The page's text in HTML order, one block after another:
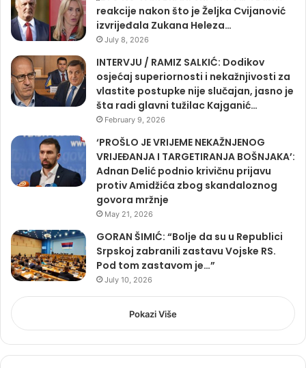
reakcije nakon što je Željka Cvijanović
izvrijeđala Zukana Heleza…
July 8, 2026
INTERVJU / RAMIZ SALKIĆ: Dodikov
osjećaj superiornosti i nekažnjivosti za
vlastite postupke nije slučajan, jasno je
šta radi glavni tužilac Kajganić…
February 9, 2026
‘PROŠLO JE VRIJEME NEKAŽNJENOG
VRIJEĐANJA I TARGETIRANJA BOŠNJAKA’:
Adnan Delić podnio krivičnu prijavu
protiv Amidžića zbog skandaloznog
govora mržnje
May 21, 2026
GORAN ŠIMIĆ: “Bolje da su u Republici
Srpskoj zabranili zastavu Vojske RS.
Pod tom zastavom je…”
July 10, 2026
Pokazi Više